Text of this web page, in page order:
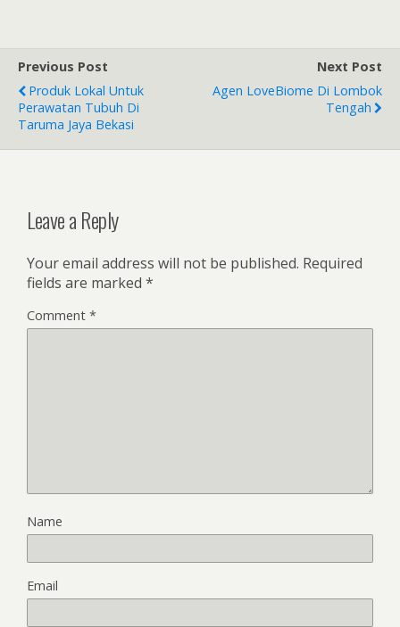
Previous Post
Produk Lokal Untuk
Perawatan Tubuh Di
Taruma Jaya Bekasi
Next Post
Agen LoveBiome Di Lombok
Tengah
Leave a Reply
Your email address will not be published. Required
fields are marked *
Comment *
Name
Email